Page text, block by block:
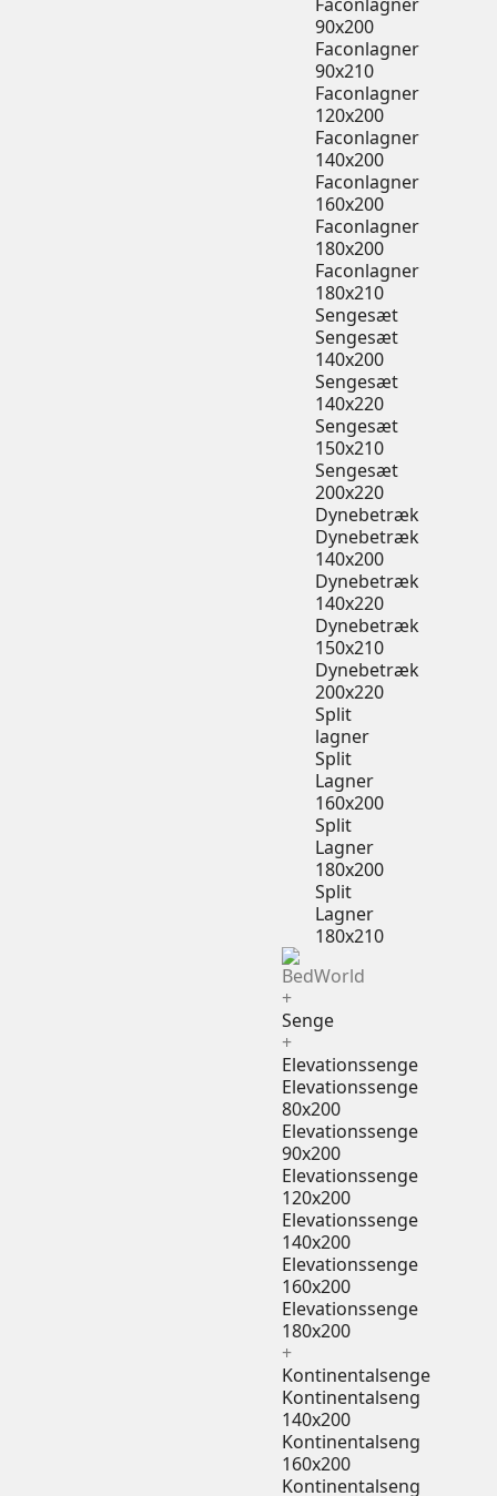
90x200
Faconlagner
90x210
Faconlagner
120x200
Faconlagner
140x200
Faconlagner
160x200
Faconlagner
180x200
Faconlagner
180x210
Sengesæt
Sengesæt
140x200
Sengesæt
140x220
Sengesæt
150x210
Sengesæt
200x220
Dynebetræk
Dynebetræk
140x200
Dynebetræk
140x220
Dynebetræk
150x210
Dynebetræk
200x220
Split
lagner
Split
Lagner
160x200
Split
Lagner
180x200
Split
Lagner
180x210
+
Senge
+
Elevationssenge
Elevationssenge
80x200
Elevationssenge
90x200
Elevationssenge
120x200
Elevationssenge
140x200
Elevationssenge
160x200
Elevationssenge
180x200
+
Kontinentalsenge
Kontinentalseng
140x200
Kontinentalseng
160x200
Kontinentalseng